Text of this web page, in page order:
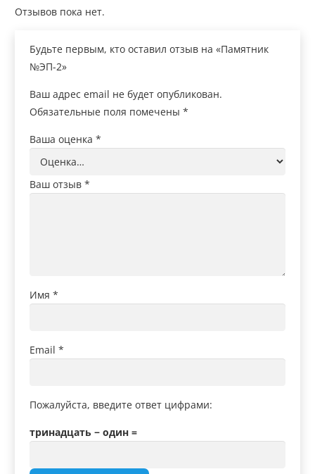
Отзывов пока нет.
Будьте первым, кто оставил отзыв на «Памятник
№ЭП-2»
Ваш адрес email не будет опубликован.
Обязательные поля помечены *
Ваша оценка *
Ваш отзыв *
Имя *
Email *
Пожалуйста, введите ответ цифрами:
тринадцать − один =